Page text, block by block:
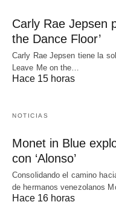
Carly Rae Jepsen
the Dance Floor’
Carly Rae Jepsen tiene la
Leave Me on the…
Hace 15 horas
NOTICIAS
Monet in Blue
con ‘Alonso’
Consolidando el camino
de hermanos venezolanos
Hace 16 horas